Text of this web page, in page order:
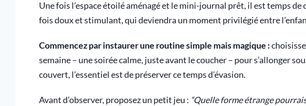
Une fois l’espace étoilé aménagé et le mini-journal prêt, il est temps
fois doux et stimulant, qui deviendra un moment privilégié entre
Commencez par instaurer une routine simple mais magique :
semaine – une soirée calme, juste avant le coucher – pour s’allonger
couvert, l’essentiel est de préserver ce temps d’évasion.
Avant d’observer, proposez un petit jeu : “Quelle forme étrange